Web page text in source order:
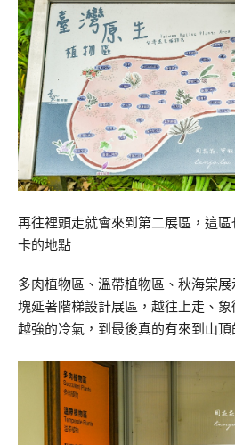
再往裡頭走就會來到第二展區，這
卡的地點
多肉植物區、溫帶植物區、秋海棠
塊延著階梯設計展區，越往上走、
越強的冷氣，到最後真的有來到山頂